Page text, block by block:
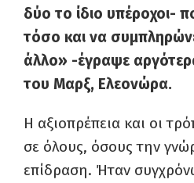
δύο το ίδιο υπέροχοι-
τόσο και να
άλλο» -έγραψε
του Μαρξ, Ελεονώρα.
Η αξιοπρέπεια και οι
σε όλους, όσους την
επίδραση. Ήταν